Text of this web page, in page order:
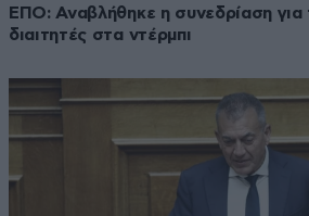
ΕΠΟ: Αναβλήθηκε η συνεδρίαση για
διαιτητές στα ντέρμπι